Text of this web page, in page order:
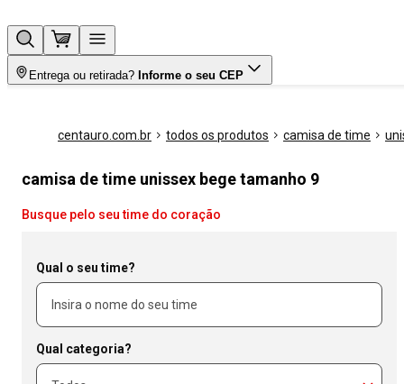
Entrega ou retirada? Informe o seu CEP
centauro.com.br todos os produtos camisa de time
camisa de time unissex bege tamanho 9
Busque pelo seu time do coração
Qual o seu time?
Qual categoria?